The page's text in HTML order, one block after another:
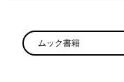
ムック書籍